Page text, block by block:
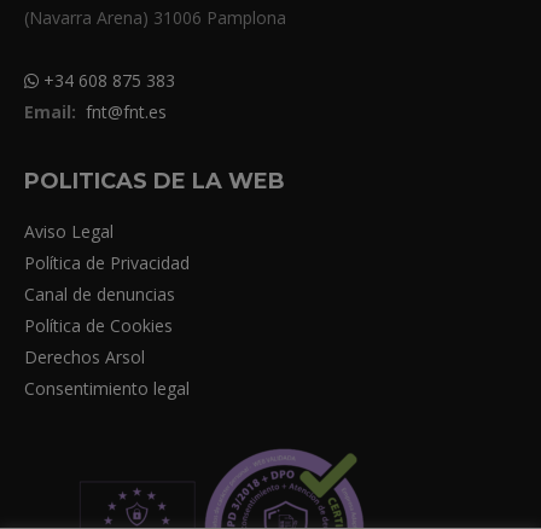
(Navarra Arena) 31006 Pamplona
+34 608 875 383
Email: fnt@fnt.es
POLITICAS DE LA WEB
Aviso Legal
Política de Privacidad
Canal de denuncias
Política de Cookies
Derechos Arsol
Consentimiento legal